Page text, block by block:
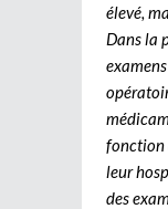
élevé,
Dans la
fonction
leur
des